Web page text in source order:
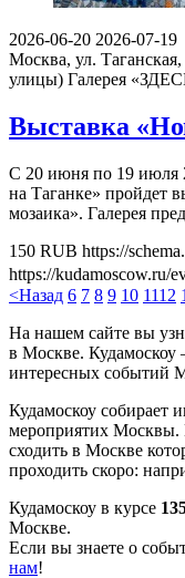
2026-06-20 2026-07-19
Москва, ул.
улицы) Галерея
Выставка
С 20 июня по 19 июля
на Таганке» пройдет
мозаика». Галерея
150 RUB https://
https://kudamoscow.ru/
<Назад 6 7 8 9 10 1112
На нашем сайте вы
в Москве.
интересных событий
Кудамоскоу собирает
мероприятих Москвы.
сходить в Москве
проходить скоро:
Кудамоскоу в курсе
Москве.
Если вы знаете о
нам!